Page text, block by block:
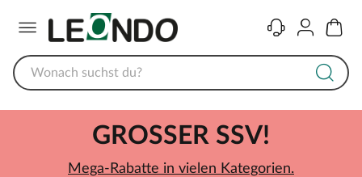
KontaktKonto
GROSSER SSV!
Mega-Rabatte in vielen Kategorien.